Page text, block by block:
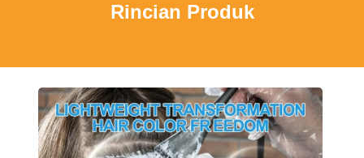
Rincian Produk